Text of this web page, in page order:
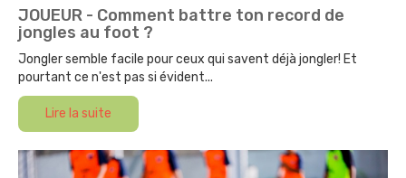
JOUEUR - Comment battre ton record de
jongles au foot ?
Jongler semble facile pour ceux qui savent déjà jongler! Et
pourtant ce n'est pas si évident...
Lire la suite